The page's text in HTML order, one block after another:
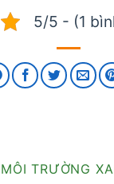
5/5 - (1
MÔI TRƯỜNG